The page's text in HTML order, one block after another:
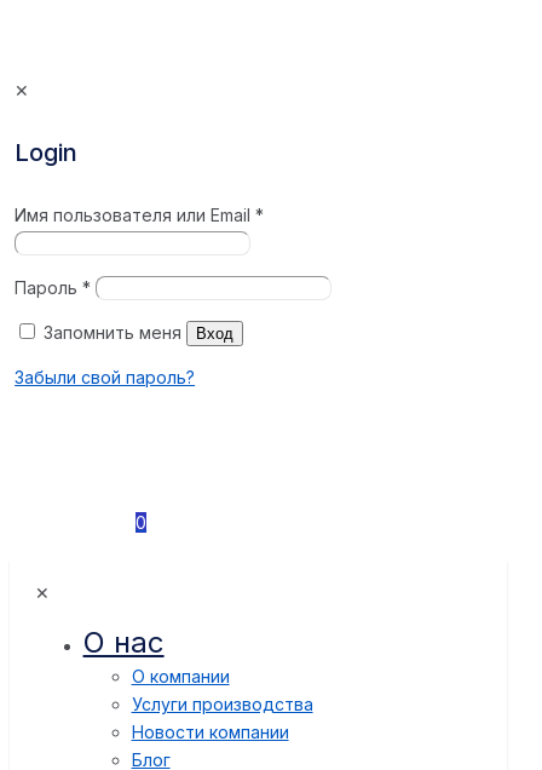
✕
Login
Имя пользователя или Email*
Пароль*
Запомнить меня Вход
Забыли свой пароль?
0
✕
О нас
О компании
Услуги производства
Новости компании
Блог